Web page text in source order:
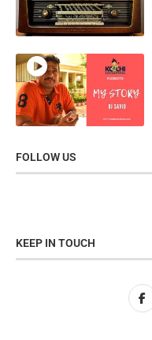
FOLLOW US
KEEP IN TOUCH